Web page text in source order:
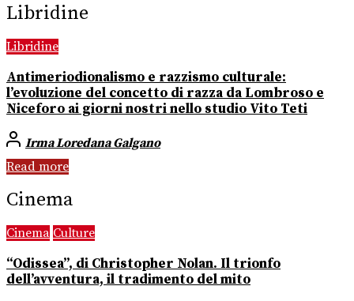
Libridine
Libridine
Antimeriodionalismo e razzismo culturale:
l’evoluzione del concetto di razza da Lombroso e
Niceforo ai giorni nostri nello studio Vito Teti
Irma Loredana Galgano
Read more
Cinema
Cinema Culture
“Odissea”, di Christopher Nolan. Il trionfo
dell’avventura, il tradimento del mito